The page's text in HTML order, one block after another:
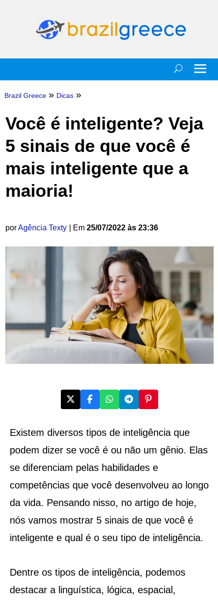
Brazil Greece » Dicas »
Você é inteligente? Veja
5 sinais de que você é
mais inteligente que a
maioria!
porAgência Texty | Em 25/07/2022 às 23:36
Existem diversos tipos de inteligência que
podem dizer se você é ou não um gênio. Elas
se diferenciam pelas habilidades e
competências que você desenvolveu ao longo
da vida. Pensando nisso, no artigo de hoje,
nós vamos mostrar 5 sinais de que você é
inteligente e qual é o seu tipo de inteligência.
Dentre os tipos de inteligência, podemos
destacar a linguística, lógica, espacial,